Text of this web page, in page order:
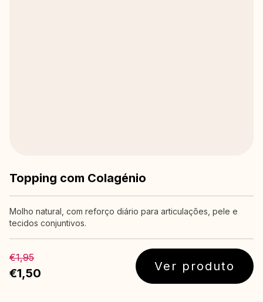
Topping com Colagénio
Molho natural, com reforço diário para articulações, pele e
tecidos conjuntivos.
€1,95
€1,50 Ver produto